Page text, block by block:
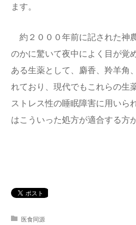
ます。
約２０００年前に記された神
のかに驚いて夜中によく目が覚
ある生薬として、麝香、羚羊角
れており、現代でもこれらの生
ストレス性の睡眠障害に用いら
はこういった処方が適合する方
医食同源